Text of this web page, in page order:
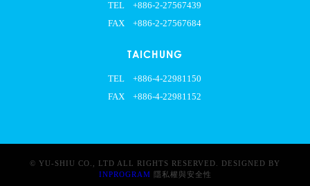
TEL
+886-2-27567439
FAX
+886-2-27567684
TAICHUNG
TEL
+886-4-22981150
FAX
+886-4-22981152
© YU-SHIU CO., LTD ALL RIGHTS RESERVED. DESIGNED BY
INPROGRAM 隱私權與安全性